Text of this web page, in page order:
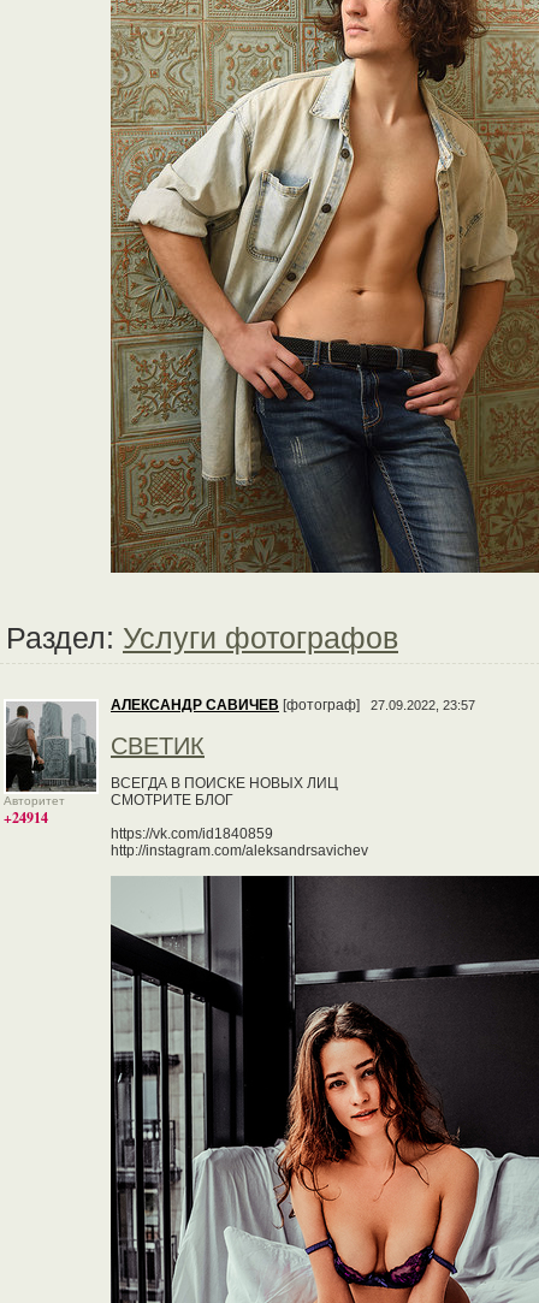
Раздел: Услуги фотографов
Авторитет
+24914
АЛЕКСАНДР САВИЧЕВ [фотограф] 27.09.2022, 23:57
СВЕТИК
ВСЕГДА В ПОИСКЕ НОВЫХ ЛИЦ
СМОТРИТЕ БЛОГ
https://vk.com/id1840859
http://instagram.com/aleksandrsavichev